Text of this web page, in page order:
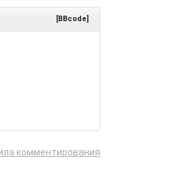
[BBcode]
комментирования